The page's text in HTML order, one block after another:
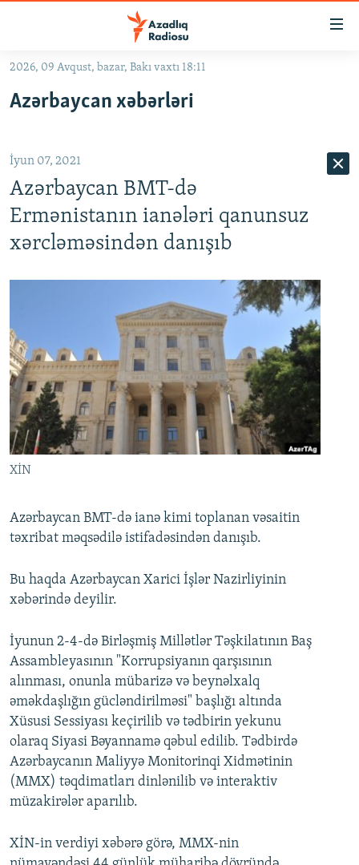
Əsas
qayıt
qayıt
Axtarışa
keç
#ƏSLINDƏ
FƏRQƏ BAX
QANUNI DOĞRU
FOTOQALEREYA
İNFOQRAFIKA
KARIKATURA
OXU ZALI
AZƏRBAYCAN ƏDƏBIYYATI KITABXANASI
İSLAM VƏ DEMOKRATIYA
İZ - MƏDƏNIYYƏT PROQRAMI
HAQQIMIZDA
MISSIYAMIZ
PEŞƏ ETIKASI VƏ JURNALISTIKA STANDARTLARIMIZ
MATERIALLARIMIZDAN ISTIFADƏ
XƏBƏR BÜLLETENLƏRIMIZ
BIZI IZLƏ
RFE/RL-in bütün saytları
2026, 09 Avqust, bazar, Bakı vaxtı 18:11
Azərbaycan xəbərləri
İyun 07, 2021
Azərbaycan BMT-də
Ermənistanın ianələri qanunsuz
xərcləməsindən danışıb
XİN
Azərbaycan BMT-də ianə kimi toplanan vəsaitin
təxribat məqsədilə istifadəsindən danışıb.
Bu haqda Azərbaycan Xarici İşlər Nazirliyinin
xəbərində deyilir.
İyunun 2-4-də Birləşmiş Millətlər Təşkilatının Baş
Assambleyasının "Korrupsiyanın qarşısının
alınması, onunla mübarizə və beynəlxalq
əməkdaşlığın gücləndirilməsi" başlığı altında
Xüsusi Sessiyası keçirilib və tədbirin yekunu
olaraq Siyasi Bəyannamə qəbul edilib. Tədbirdə
Azərbaycanın Maliyyə Monitorinqi Xidmətinin
(MMX) təqdimatları dinlənilib və interaktiv
müzakirələr aparılıb.
XİN-in verdiyi xəbərə görə, MMX-nin